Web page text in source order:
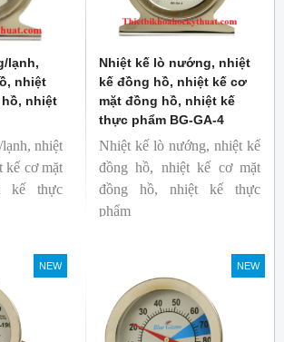
lạnh,
nhiệt
nhiệt
nhiệt
kế cơ mặt
kế thực
Gizmo
Nhiệt kế lò nướng, nhiệt
kế đồng hồ, nhiệt kế cơ
mặt đồng hồ, nhiệt kế
thực phẩm BG-GA-4
Nhiệt kế lò nướng, nhiệt kế
đồng hồ, nhiệt kế cơ mặt
đồng hồ, nhiệt kế thực
phẩm
Thương hiệu: Blue Gizmo
NEW NEW